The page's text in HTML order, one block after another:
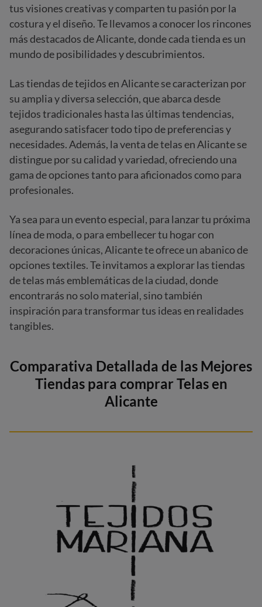
tus visiones creativas y comparten tu pasión por la
costura y el diseño. Te llevamos a conocer los rincones
más destacados de Alicante, donde cada tienda es un
mundo de posibilidades y descubrimientos.
Las tiendas de tejidos en Alicante se caracterizan por
su amplia y diversa selección, que abarca desde
tejidos tradicionales hasta las últimas tendencias,
asegurando satisfacer todo tipo de preferencias y
necesidades. Además, la venta de telas en Alicante se
distingue por su calidad y variedad, ofreciendo una
gama de opciones tanto para aficionados como para
profesionales.
Ya sea para un evento especial, para lanzar tu próxima
línea de moda, o para embellecer tu hogar con
decoraciones únicas, Alicante te ofrece un abanico de
opciones textiles. Te invitamos a explorar las tiendas
de telas más emblemáticas de la ciudad, donde
encontrarás no solo material, sino también
inspiración para transformar tus ideas en realidades
tangibles.
Comparativa Detallada de las Mejores
Tiendas para comprar Telas en
Alicante